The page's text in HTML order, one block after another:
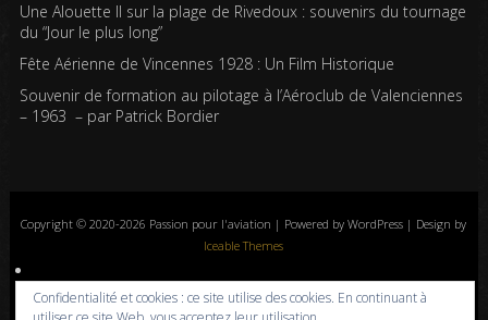
Une Alouette II sur la plage de Rivedoux : souvenirs du tournage
du “Jour le plus long”
Fête Aérienne de Vincennes 1928 : Un Film Historique
Souvenir de formation au pilotage à l’Aéroclub de Valenciennes
– 1963 – par Patrick Bordier
Copyright © 2020-2026 Passion pour l'aviation | Powered by WordPress | Design by
Iceable Themes
Accueil Blog Albums photos Histoires de l’aviation
Contrôle aérien
Livres
Liens Contact Politique de confidentialité
Confidentialité et cookies : ce site utilise des cookies. En continuant à